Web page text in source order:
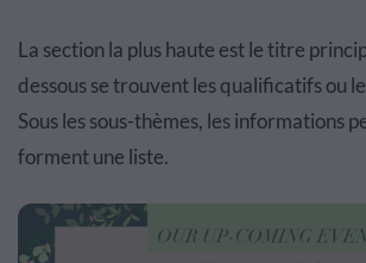
La section la plus haute est le titre
dessous se trouvent les qualificatifs ou
Sous les sous-thèmes, les informations
forment une liste.